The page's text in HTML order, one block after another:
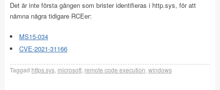
Det är inte första gången som brister identifieras i http.sys, för att
nämna några tidigare RCEer:
MS15-034
CVE-2021-31166
Taggad https.sys microsoft remote code execution windows